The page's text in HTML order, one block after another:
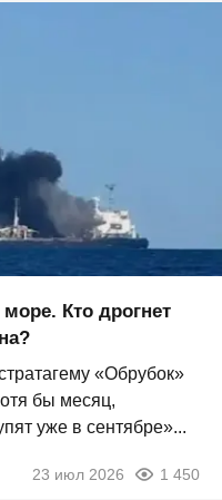
Кто дрогнет
«Обрубок»
бы месяц,
уже в сентябре»...
23 июл 2026 1 450